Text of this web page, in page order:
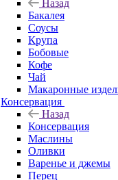
Назад
Бакалея
Соусы
Крупа
Бобовые
Кофе
Чай
Макаронные
Консервация
Назад
Консервация
Маслины
Оливки
Варенье и джемы
Перец